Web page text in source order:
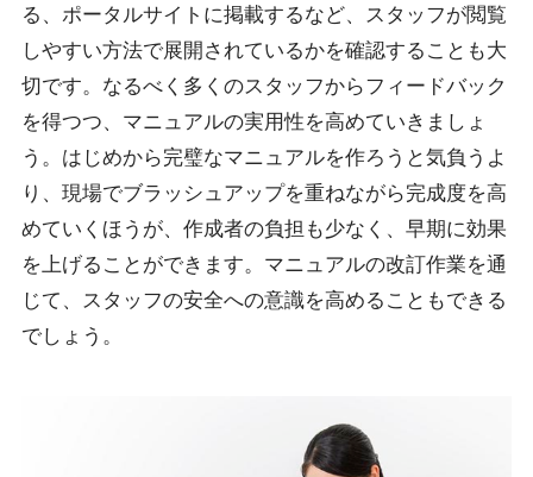
る、ポータルサイトに掲載するなど、スタッフが閲覧
しやすい方法で展開されているかを確認することも大
切です。なるべく多くのスタッフからフィードバック
を得つつ、マニュアルの実用性を高めていきましょ
う。はじめから完璧なマニュアルを作ろうと気負うよ
り、現場でブラッシュアップを重ねながら完成度を高
めていくほうが、作成者の負担も少なく、早期に効果
を上げることができます。マニュアルの改訂作業を通
じて、スタッフの安全への意識を高めることもできる
でしょう。